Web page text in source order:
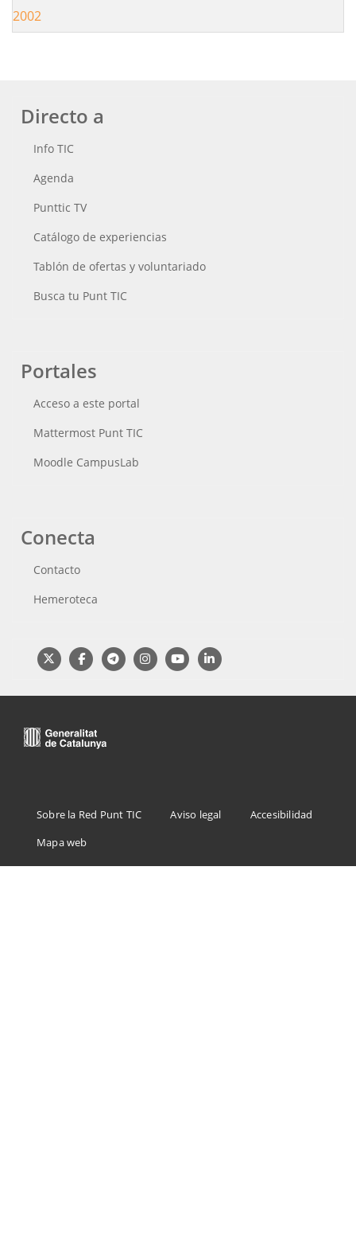
2002
Directo a
Info TIC
Agenda
Punttic TV
Catálogo de experiencias
Tablón de ofertas y voluntariado
Busca tu Punt TIC
Portales
Acceso a este portal
Mattermost Punt TIC
Moodle CampusLab
Conecta
Contacto
Hemeroteca
Menu
Footer
Sobre la Red Punt TIC Aviso legal
Accesibilidad
Mapa web